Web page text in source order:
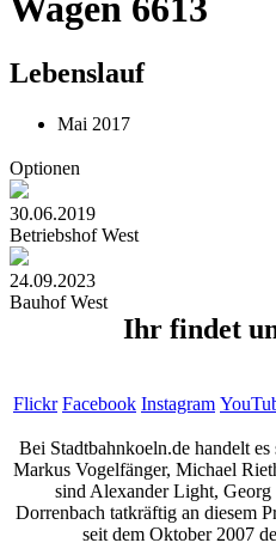
Wagen 6613
Lebenslauf
Mai 2017
Optionen
30.06.2019
Betriebshof West
24.09.2023
Bauhof West
Ihr findet
Flickr Facebook Instagram
Bei Stadtbahnkoeln.de handelt
Markus Vogelfänger, Michael
sind Alexander Light, Georg
Dorrenbach tatkräftig an diesem
seit dem Oktober 2007